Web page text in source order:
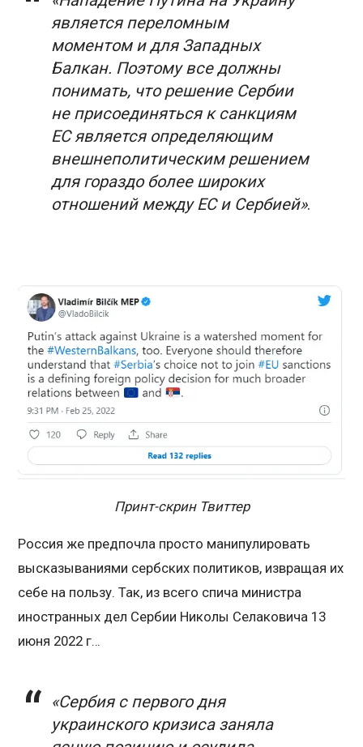
является переломным
моментом и для Западных
Балкан. Поэтому все должны
понимать, что решение Сербии
не присоединяться к санкциям
ЕС является определяющим
внешнеполитическим решением
для гораздо более широких
отношений между ЕС и Сербией».
Принт-скрин Твиттер
Россия же предпочла просто манипулировать
высказываниями сербских политиков, извращая их
себе на пользу. Так, из всего спича министра
иностранных дел Сербии Николы Селаковича 13
июня 2022 г…
«Сербия с первого дня
украинского кризиса заняла